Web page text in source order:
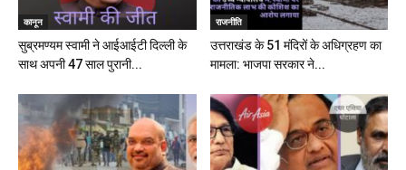
कानून
सुब्रमण्यम स्वामी ने आईआईटी दिल्ली के
साथ अपनी 47 साल पुरानी...
राजनीति
उत्तराखंड के 51 मंदिरों के अधिग्रहण का
मामला: भाजपा सरकार ने...